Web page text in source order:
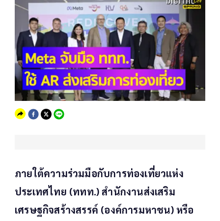
ภายใต้ความร่วมมือกับการท่องเที่ยวแห่ง
ประเทศไทย (ททท.) สำนักงานส่งเสริม
เศรษฐกิจสร้างสรรค์ (องค์การมหาชน) หรือ